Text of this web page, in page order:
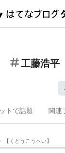
工藤浩平
トで話題 関連
【 くどうこうへい】